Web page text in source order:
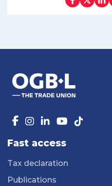
Fast access
Tax declaration
Publications